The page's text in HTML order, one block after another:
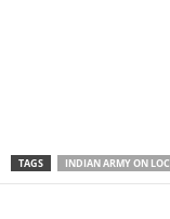
TAGS INDIAN ARMY ON LOC